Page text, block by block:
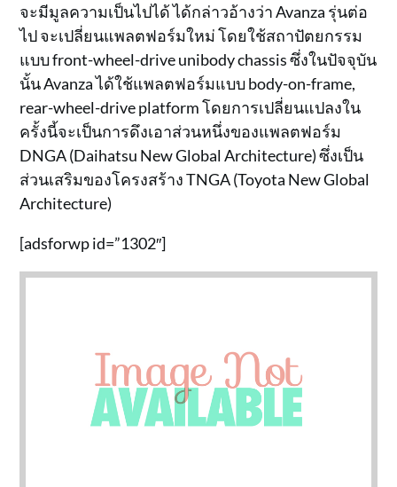
จะมีมูลความเป็นไปได้ ได้กล่าวอ้างว่า Avanza รุ่นต่อ
ไป จะเปลี่ยนแพลตฟอร์มใหม่ โดยใช้สถาปัตยกรรม
แบบ front-wheel-drive unibody chassis ซึ่งในปัจจุบัน
นั้น Avanza ได้ใช้แพลตฟอร์มแบบ body-on-frame,
rear-wheel-drive platform โดยการเปลี่ยนแปลงใน
ครั้งนี้จะเป็นการดึงเอาส่วนหนึ่งของแพลตฟอร์ม
DNGA (Daihatsu New Global Architecture) ซึ่งเป็น
ส่วนเสริมของโครงสร้าง TNGA (Toyota New Global
Architecture)
[adsforwp id=”1302″]